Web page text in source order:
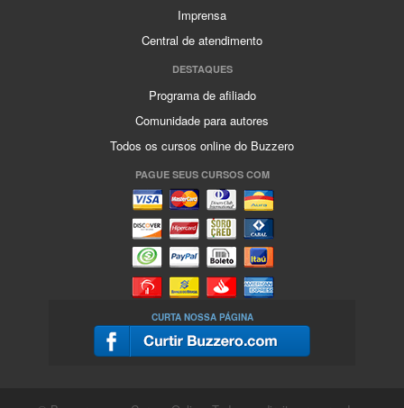
Imprensa
Central de atendimento
DESTAQUES
Programa de afiliado
Comunidade para autores
Todos os cursos online do Buzzero
PAGUE SEUS CURSOS COM
CURTA NOSSA PÁGINA